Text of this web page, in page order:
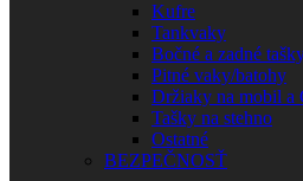
Kufre
Tankvaky
Bočné a zadné
Pitné vaky/batohy
Držiaky na mobil a
Tašky na stehno
Ostatné
BEZPEČNOSŤ